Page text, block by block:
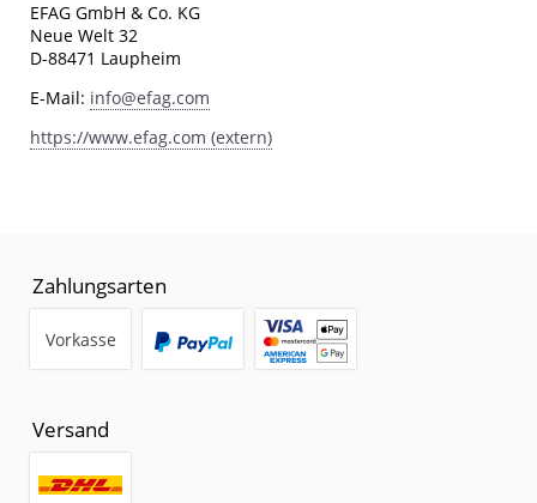
EFAG GmbH & Co. KG
Neue Welt 32
D-88471 Laupheim
E-Mail: info@efag.com
https://www.efag.com (extern)
Zahlungsarten
Vorkasse
Versand